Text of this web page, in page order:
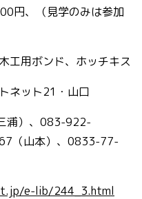
円、（見学のみは参加
工用ボンド、ホッチキス
ネット21・山口
）、083-922-
（山本）、0833-77-
e-lib/244_3.html